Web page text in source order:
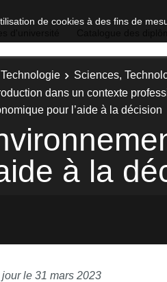
de cookies à des fins de
Sciences,
dans un contexte
pour l’aide à la décision
à la
le 31 mars 2023